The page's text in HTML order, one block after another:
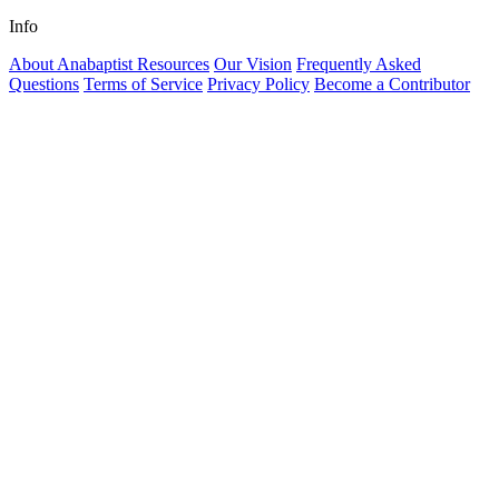
Info
About Anabaptist Resources Our Vision Frequently Asked
Questions Terms of Service Privacy Policy Become a Contributor